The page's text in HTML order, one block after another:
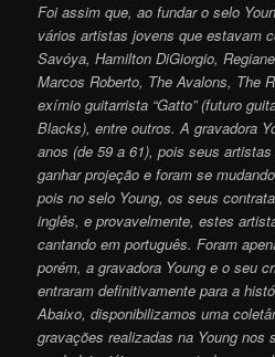
Foi assim que, ao fundar o selo
vários artistas jovens que estavam
Savóya, Hamilton DiGiorgio,
Marcos Roberto, The Avalons, The
exímio guitarrista “Gatto” (futuro
Blacks), entre outros. A gravadora
anos (de 59 a 61), pois seus
ganhar projeção e foram se
pois no selo Young, os seus
inglês, e provavelmente, estes
cantando em português. Foram
porém, a gravadora Young e o seu
entraram definitivamente para a
Abaixo, disponibilizamos uma
gravações realizadas na Young nos